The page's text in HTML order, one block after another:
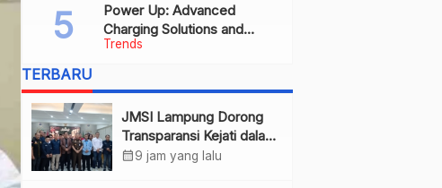
Trends
Power Up: Advanced
Charging Solutions and
Battery Tech Innovations
TERBARU
JMSI Lampung Dorong
Transparansi Kejati dalam
Penanganan Perkara
calendar_month9 jam yang lalu